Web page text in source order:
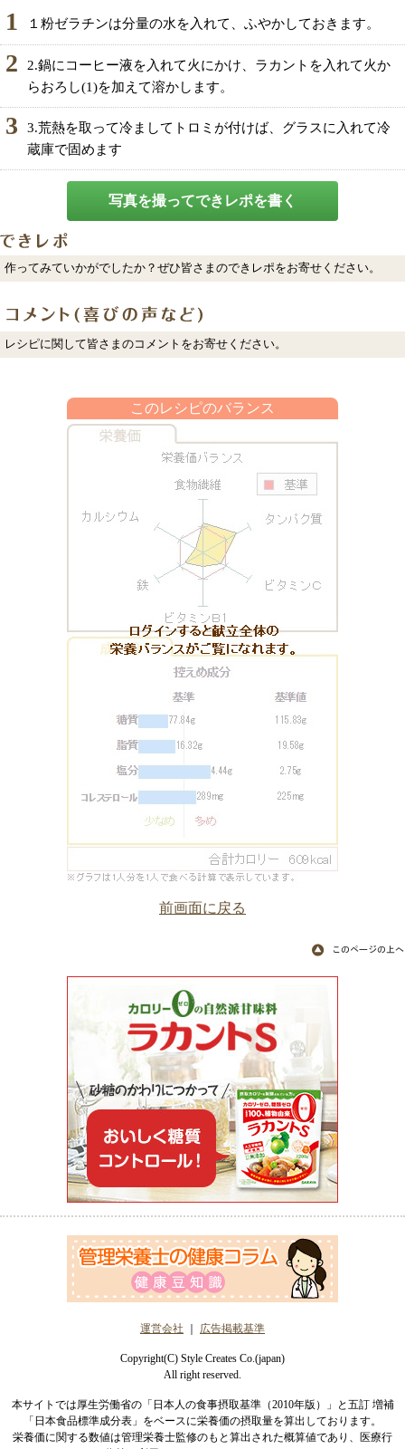
1 １粉ゼラチンは分量の水を入れて、ふやかしておきます。
2
2.鍋にコーヒー液を入れて火にかけ、ラカントを入れて火か
らおろし(1)を加えて溶かします。
3
3.荒熱を取って冷ましてトロミが付けば、グラスに入れて冷
蔵庫で固めます
写真を撮ってできレポを書く
作ってみていかがでしたか？ぜひ皆さまのできレポをお寄せください。
レシピに関して皆さまのコメントをお寄せください。
このレシピのバランス
前画面に戻る
運営会社 広告掲載基準
Copyright(C) Style Creates Co.(japan)
All right reserved.
本サイトでは厚生労働省の「日本人の食事摂取基準（2010年版）」と五訂 増補
「日本食品標準成分表」をベースに栄養価の摂取量を算出しております。
栄養価に関する数値は管理栄養士監修のもと算出された概算値であり、医療行